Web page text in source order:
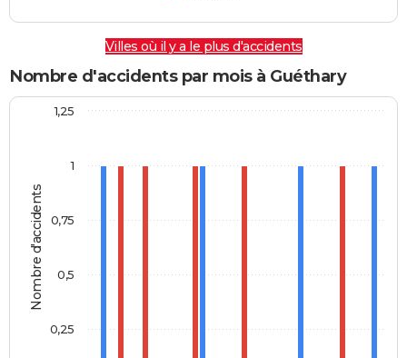
Villes où il y a le plus d'accidents
Nombre d'accidents par mois à Guéthary
Nombre d'accidents
1
0,25
0,5
0,75
1,25